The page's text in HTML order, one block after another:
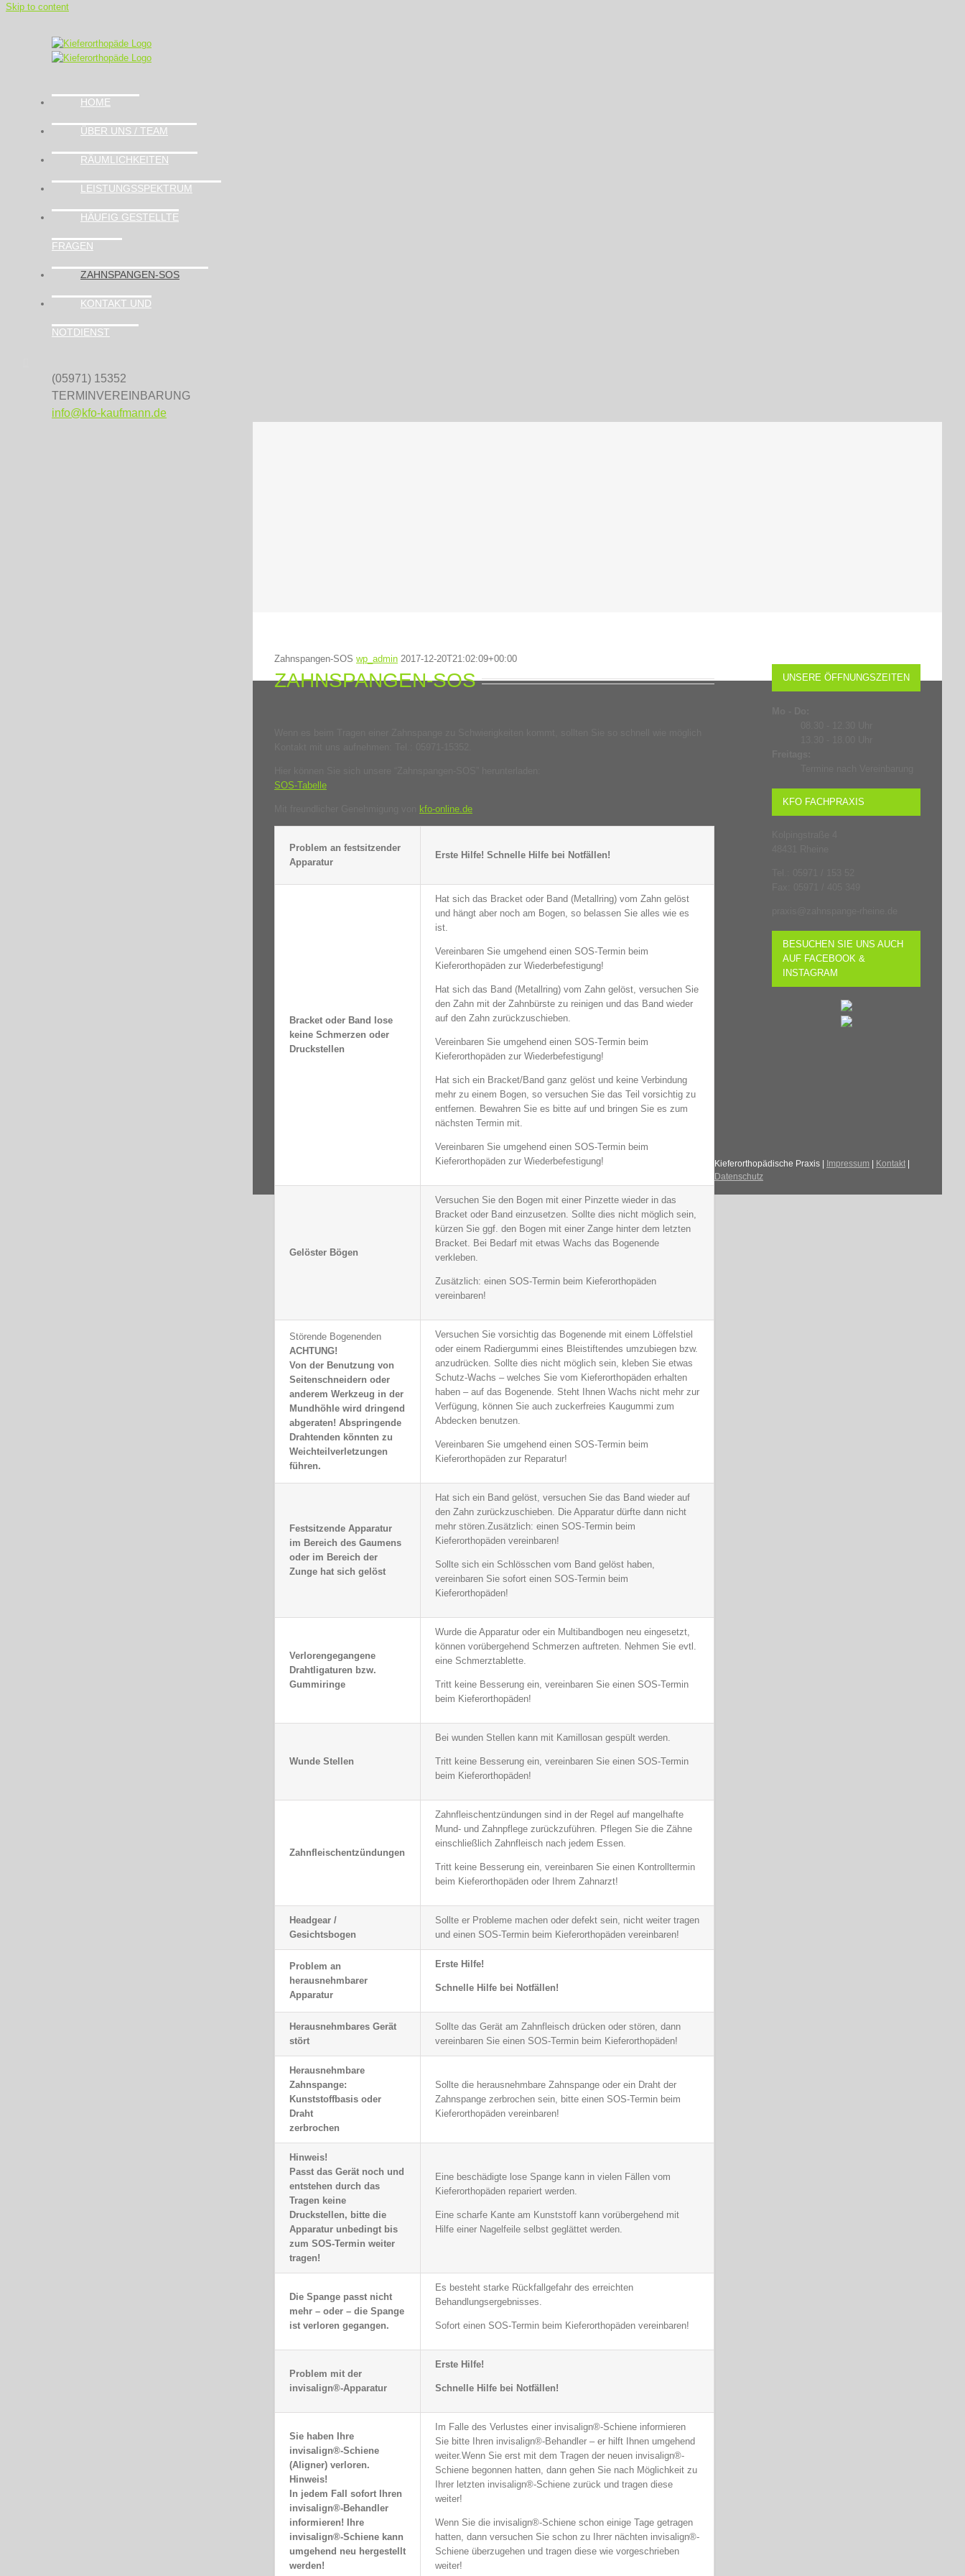
Skip to content
HOME
ÜBER UNS / TEAM
RÄUMLICHKEITEN
LEISTUNGSSPEKTRUM
HÄUFIG GESTELLTE
FRAGEN
ZAHNSPANGEN-SOS
KONTAKT UND
NOTDIENST
(05971) 15352
TERMINVEREINBARUNG
info@kfo-kaufmann.de
Zahnspangen-SOS wp_admin 2017-12-20T21:02:09+00:00
ZAHNSPANGEN-SOS
SOS-Tabelle
kfo-online.de
Problem an festsitzender
Apparatur
Erste Hilfe! Schnelle Hilfe bei Notfällen!
Bracket oder Band lose
keine Schmerzen oder
Druckstellen
Hat sich das Bracket oder Band (Metallring) vom Zahn gelöst
und hängt aber noch am Bogen, so belassen Sie alles wie es
ist.
Vereinbaren Sie umgehend einen SOS-Termin beim
Kieferorthopäden zur Wiederbefestigung!
Hat sich das Band (Metallring) vom Zahn gelöst, versuchen Sie
den Zahn mit der Zahnbürste zu reinigen und das Band wieder
auf den Zahn zurückzuschieben.
Vereinbaren Sie umgehend einen SOS-Termin beim
Kieferorthopäden zur Wiederbefestigung!
Hat sich ein Bracket/Band ganz gelöst und keine Verbindung
mehr zu einem Bogen, so versuchen Sie das Teil vorsichtig zu
entfernen. Bewahren Sie es bitte auf und bringen Sie es zum
nächsten Termin mit.
Vereinbaren Sie umgehend einen SOS-Termin beim
Kieferorthopäden zur Wiederbefestigung!
Gelöster Bögen
Versuchen Sie den Bogen mit einer Pinzette wieder in das
Bracket oder Band einzusetzen. Sollte dies nicht möglich sein,
kürzen Sie ggf. den Bogen mit einer Zange hinter dem letzten
Bracket. Bei Bedarf mit etwas Wachs das Bogenende
verkleben.
Zusätzlich: einen SOS-Termin beim Kieferorthopäden
vereinbaren!
Störende Bogenenden
ACHTUNG!
Von der Benutzung von
Seitenschneidern oder
anderem Werkzeug in der
Mundhöhle wird dringend
abgeraten! Abspringende
Drahtenden könnten zu
Weichteilverletzungen
führen.
Versuchen Sie vorsichtig das Bogenende mit einem Löffelstiel
oder einem Radiergummi eines Bleistiftendes umzubiegen bzw.
anzudrücken. Sollte dies nicht möglich sein, kleben Sie etwas
Schutz-Wachs – welches Sie vom Kieferorthopäden erhalten
haben – auf das Bogenende. Steht Ihnen Wachs nicht mehr zur
Verfügung, können Sie auch zuckerfreies Kaugummi zum
Abdecken benutzen.
Vereinbaren Sie umgehend einen SOS-Termin beim
Kieferorthopäden zur Reparatur!
Festsitzende Apparatur
im Bereich des Gaumens
oder im Bereich der
Zunge hat sich gelöst
Hat sich ein Band gelöst, versuchen Sie das Band wieder auf
den Zahn zurückzuschieben. Die Apparatur dürfte dann nicht
mehr stören.Zusätzlich: einen SOS-Termin beim
Kieferorthopäden vereinbaren!
Sollte sich ein Schlösschen vom Band gelöst haben,
vereinbaren Sie sofort einen SOS-Termin beim
Kieferorthopäden!
Verlorengegangene
Drahtligaturen bzw.
Gummiringe
Wurde die Apparatur oder ein Multibandbogen neu eingesetzt,
können vorübergehend Schmerzen auftreten. Nehmen Sie evtl.
eine Schmerztablette.
Tritt keine Besserung ein, vereinbaren Sie einen SOS-Termin
beim Kieferorthopäden!
Wunde Stellen
Bei wunden Stellen kann mit Kamillosan gespült werden.
Tritt keine Besserung ein, vereinbaren Sie einen SOS-Termin
beim Kieferorthopäden!
Zahnfleischentzündungen
Zahnfleischentzündungen sind in der Regel auf mangelhafte
Mund- und Zahnpflege zurückzuführen. Pflegen Sie die Zähne
einschließlich Zahnfleisch nach jedem Essen.
Tritt keine Besserung ein, vereinbaren Sie einen Kontrolltermin
beim Kieferorthopäden oder Ihrem Zahnarzt!
Headgear /
Gesichtsbogen
Sollte er Probleme machen oder defekt sein, nicht weiter tragen
und einen SOS-Termin beim Kieferorthopäden vereinbaren!
Problem an
herausnehmbarer
Apparatur
Erste Hilfe!
Schnelle Hilfe bei Notfällen!
Herausnehmbares Gerät
stört
Sollte das Gerät am Zahnfleisch drücken oder stören, dann
vereinbaren Sie einen SOS-Termin beim Kieferorthopäden!
Herausnehmbare
Zahnspange:
Kunststoffbasis oder
Draht
zerbrochen
Sollte die herausnehmbare Zahnspange oder ein Draht der
Zahnspange zerbrochen sein, bitte einen SOS-Termin beim
Kieferorthopäden vereinbaren!
Hinweis!
Passt das Gerät noch und
entstehen durch das
Tragen keine
Druckstellen, bitte die
Apparatur unbedingt bis
zum SOS-Termin weiter
tragen!
Eine beschädigte lose Spange kann in vielen Fällen vom
Kieferorthopäden repariert werden.
Eine scharfe Kante am Kunststoff kann vorübergehend mit
Hilfe einer Nagelfeile selbst geglättet werden.
Die Spange passt nicht
mehr – oder – die Spange
ist verloren gegangen.
Es besteht starke Rückfallgefahr des erreichten
Behandlungsergebnisses.
Sofort einen SOS-Termin beim Kieferorthopäden vereinbaren!
Problem mit der
invisalign®-Apparatur
Erste Hilfe!
Schnelle Hilfe bei Notfällen!
Sie haben Ihre
invisalign®-Schiene
(Aligner) verloren.
Hinweis!
In jedem Fall sofort Ihren
invisalign®-Behandler
informieren! Ihre
invisalign®-Schiene kann
umgehend neu hergestellt
werden!
Im Falle des Verlustes einer invisalign®-Schiene informieren
Sie bitte Ihren invisalign®-Behandler – er hilft Ihnen umgehend
weiter.Wenn Sie erst mit dem Tragen der neuen invisalign®-
Schiene begonnen hatten, dann gehen Sie nach Möglichkeit zu
Ihrer letzten invisalign®-Schiene zurück und tragen diese
weiter!
Wenn Sie die invisalign®-Schiene schon einige Tage getragen
hatten, dann versuchen Sie schon zu Ihrer nächten invisalign®-
Schiene überzugehen und tragen diese wie vorgeschrieben
weiter!
UNSERE ÖFFNUNGSZEITEN
KFO FACHPRAXIS
BESUCHEN SIE UNS AUCH
AUF FACEBOOK &
INSTAGRAM
Kieferorthopädische Praxis | Impressum | Kontakt |
Datenschutz